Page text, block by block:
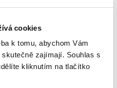
cookies
k tomu, abychom Vám
zajímají. Souhlas s
kliknutím na tlačítko
Creatures, Peppa Pig Family
Computer, Peppa Goes
Swimming, Peppa Pig Recycl